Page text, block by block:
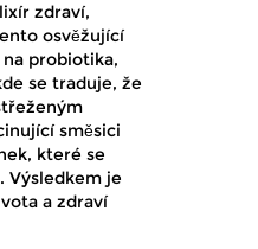
zdraví,
osvěžující
probiotika,
se traduje, že
směsici
které se
Výsledkem je
a zdraví